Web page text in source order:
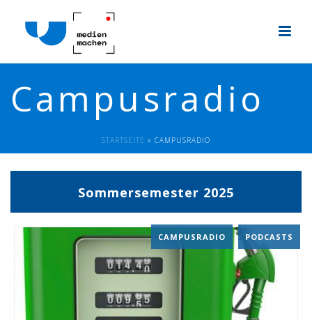
Campusradio
STARTSEITE » CAMPUSRADIO
Sommersemester 2025
CAMPUSRADIO , PODCASTS